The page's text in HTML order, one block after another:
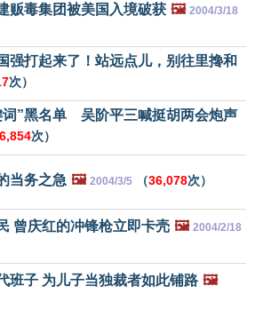
贩毒集团被美国入境破获 🖼️ 2004/3/18
强打起来了！站远点儿，别往里搀和
次）
词”黑名单 吴阶平三喊挺胡两会炮声
次）
当务之急 🖼️ 2004/3/5 （36,078次）
曾庆红的冲锋枪立即卡壳 🖼️ 2004/2/18
班子 为儿子当独裁者如此铺路 🖼️